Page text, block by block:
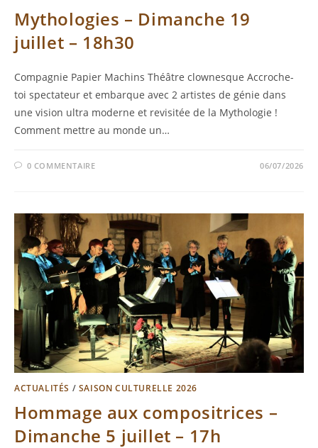
Mythologies – Dimanche 19
juillet – 18h30
Compagnie Papier Machins Théâtre clownesque Accroche-
toi spectateur et embarque avec 2 artistes de génie dans
une vision ultra moderne et revisitée de la Mythologie !
Comment mettre au monde un…
0 COMMENTAIRE 06/07/2026
ACTUALITÉS / SAISON CULTURELLE 2026
Hommage aux compositrices –
Dimanche 5 juillet – 17h